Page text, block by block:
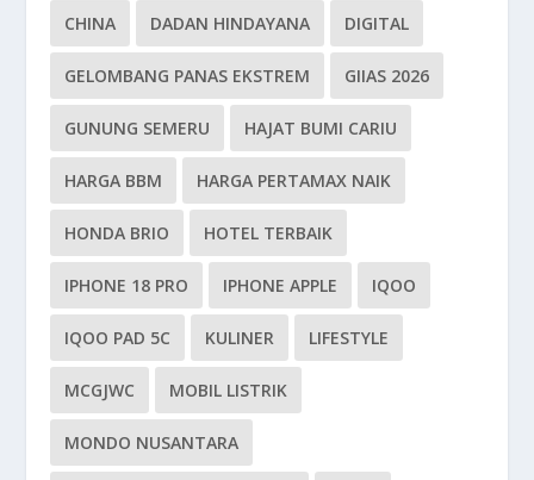
CHINA DADAN HINDAYANA DIGITAL
GELOMBANG PANAS EKSTREM GIIAS 2026
GUNUNG SEMERU HAJAT BUMI CARIU
HARGA BBM HARGA PERTAMAX NAIK
HONDA BRIO HOTEL TERBAIK
IPHONE 18 PRO IPHONE APPLE IQOO
IQOO PAD 5C KULINER LIFESTYLE
MCGJWC MOBIL LISTRIK
MONDO NUSANTARA